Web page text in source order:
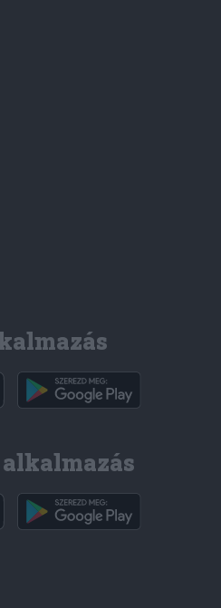
alkalmazás